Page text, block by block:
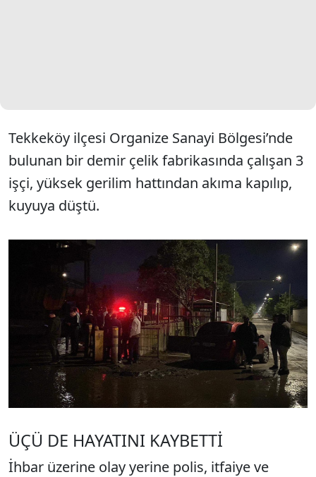
Tekkeköy ilçesi Organize Sanayi Bölgesi’nde
bulunan bir demir çelik fabrikasında çalışan 3
işçi, yüksek gerilim hattından akıma kapılıp,
kuyuya düştü.
ÜÇÜ DE HAYATINI KAYBETTİ
İhbar üzerine olay yerine polis, itfaiye ve